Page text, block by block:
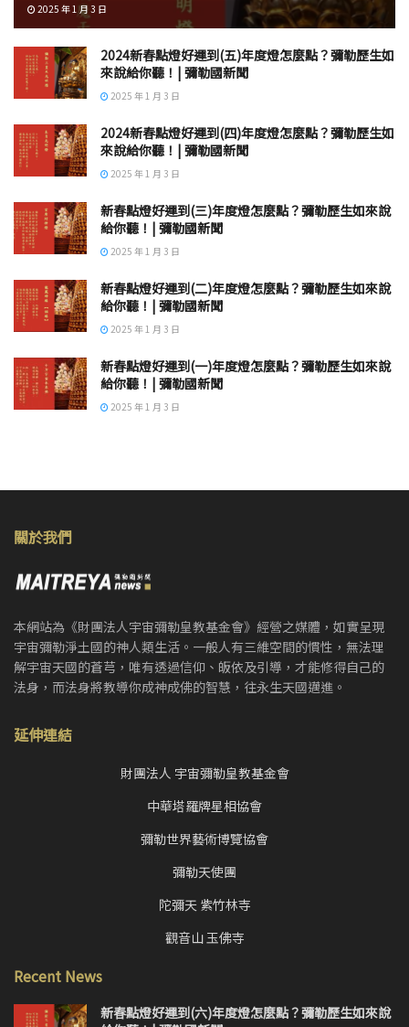
2025 年 1 月 3 日
2024新春點燈好運到(五)年度燈怎麼點？彌勒歷生如
來說給你聽！| 彌勒國新聞
2025 年 1 月 3 日
2024新春點燈好運到(四)年度燈怎麼點？彌勒歷生如
來說給你聽！| 彌勒國新聞
2025 年 1 月 3 日
新春點燈好運到(三)年度燈怎麼點？彌勒歷生如來說
給你聽！| 彌勒國新聞
2025 年 1 月 3 日
新春點燈好運到(二)年度燈怎麼點？彌勒歷生如來說
給你聽！| 彌勒國新聞
2025 年 1 月 3 日
新春點燈好運到(一)年度燈怎麼點？彌勒歷生如來說
給你聽！| 彌勒國新聞
2025 年 1 月 3 日
關於我們
本網站為《財團法人宇宙彌勒皇教基金會》經營之媒體，如實呈現
宇宙彌勒淨土國的神人類生活。一般人有三維空間的慣性，無法理
解宇宙天國的蒼芎，唯有透過信仰、皈依及引導，才能修得自己的
法身，而法身將教導你成神成佛的智慧，往永生天國邁進。
延伸連結
財團法人 宇宙彌勒皇教基金會
中華塔羅牌星相協會
彌勒世界藝術博覽協會
彌勒天使團
陀彌天 紫竹林寺
觀音山 玉佛寺
Recent News
新春點燈好運到(六)年度燈怎麼點？彌勒歷生如來說